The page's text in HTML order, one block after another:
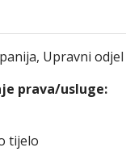
Upravni
prava/usluge:
tijelo